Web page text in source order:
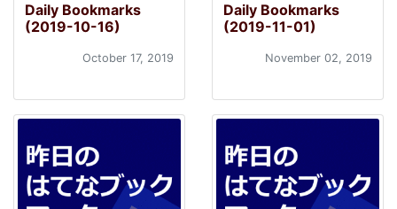
Daily Bookmarks
(2019-10-16)
October 17, 2019
Daily Bookmarks
(2019-11-01)
November 02, 2019